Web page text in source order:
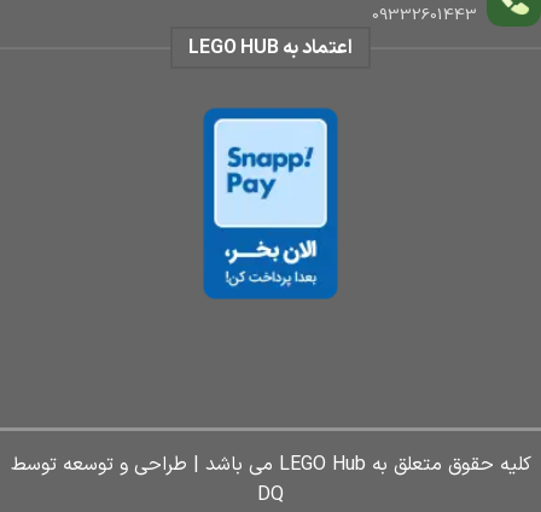
09332601443
اعتماد به LEGO HUB
کلیه حقوق متعلق به LEGO Hub می باشد | طراحی و توسعه توسط
DQ